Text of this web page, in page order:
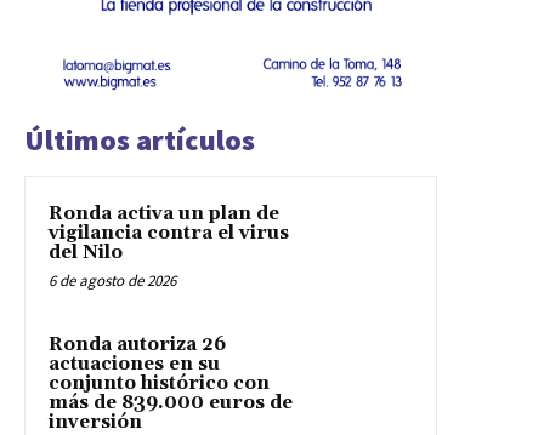
Últimos artículos
Ronda activa un plan de
vigilancia contra el virus
del Nilo
6 de agosto de 2026
Ronda autoriza 26
actuaciones en su
conjunto histórico con
más de 839.000 euros de
inversión